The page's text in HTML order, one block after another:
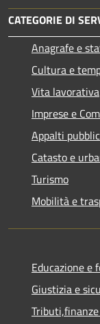
CATEGORIE DI
Anagrafe e
Cultura e
Vita lavorativa
Imprese e
Appalti
Catasto e
Turismo
Mobilità e
Educazione e
Giustizia e